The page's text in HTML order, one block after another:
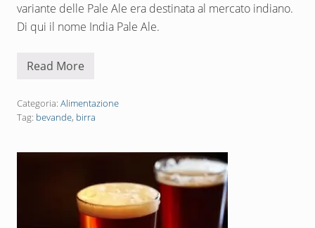
a
a
o
n
variante delle Pale Ale era destinata al mercato indiano.
Di qui il nome India Pale Ale.
I
t
u
o
Read More
Categoria: Alimentazione
Tag: bevande, birra